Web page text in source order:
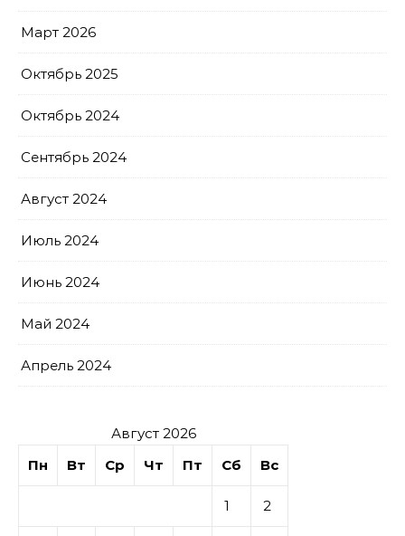
Март 2026
Октябрь 2025
Октябрь 2024
Сентябрь 2024
Август 2024
Июль 2024
Июнь 2024
Май 2024
Апрель 2024
Август 2026
Пн
Вт Ср Чт Пт Сб Вс
1 2